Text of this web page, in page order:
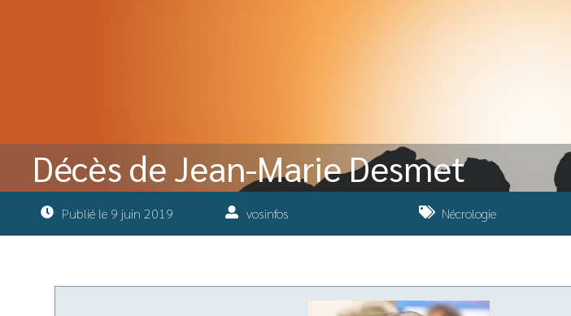
Décès de Jean-Marie Desmet
Publié le 9 juin 2019 vosinfos Nécrologie